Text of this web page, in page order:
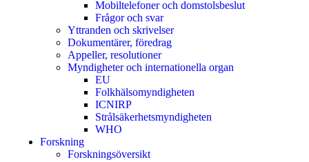
Mobiltelefoner och domstolsbeslut
Frågor och svar
Yttranden och skrivelser
Dokumentärer, föredrag
Appeller, resolutioner
Myndigheter och internationella organ
EU
Folkhälsomyndigheten
ICNIRP
Strålsäkerhetsmyndigheten
WHO
Forskning
Forskningsöversikt